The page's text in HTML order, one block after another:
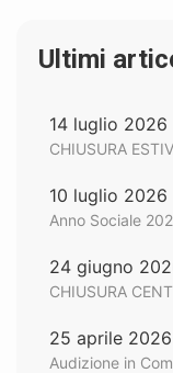
Ultimi
14 luglio 2026
CHIUSURA
10 luglio 2026
Anno Sociale
24 giugno
CHIUSURA
25 aprile 2026
Audizione in